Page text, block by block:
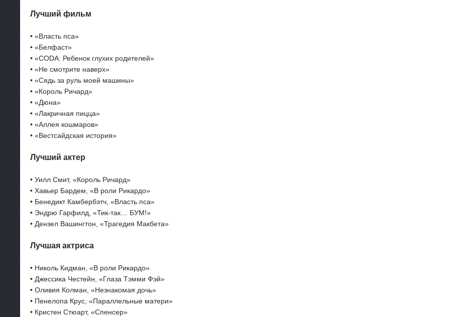
Лучший фильм
• «Власть пса»
• «Белфаст»
• «CODA: Ребенок глухих родителей»
• «Не смотрите наверх»
• «Сядь за руль моей машины»
• «Король Ричард»
• «Дюна»
• «Лакричная пицца»
• «Аллея кошмаров»
• «Вестсайдская история»
Лучший актер
• Уилл Смит, «Король Ричард»
• Хавьер Бардем, «В роли Рикардо»
• Бенедикт Камбербэтч, «Власть пса»
• Эндрю Гарфилд, «Тик-так… БУМ!»
• Дензел Вашингтон, «Трагедия Макбета»
Лучшая актриса
• Николь Кидман, «В роли Рикардо»
• Джессика Честейн, «Глаза Тэмми Фэй»
• Оливия Колман, «Незнакомая дочь»
• Пенелопа Крус, «Параллельные матери»
• Кристен Стюарт, «Спенсер»